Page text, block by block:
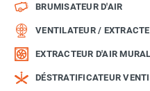
BRUMISATEUR D'AIR
VENTILATEUR /
EXTRACTEUR D'AIR MURAL
DÉSTRATIFICATEUR